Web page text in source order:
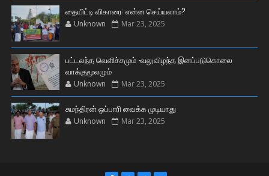
தையிட்டி விகாரை: என்ன செய்யலாம்?
Unknown Mar 23, 2025
பட்டலந்த வெளிச்சமும் -வலுவிழந்த இனப்படுகொலை
வாக்குமூலமும்
Unknown Mar 23, 2025
சுமந்திரன் ஒப்பாரி வைக்க முடியாது
Unknown Mar 23, 2025